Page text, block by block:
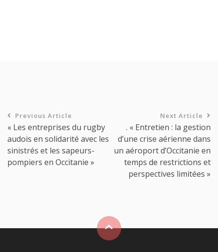
Previous Article
« Les entreprises du rugby
audois en solidarité avec les
sinistrés et les sapeurs-
pompiers en Occitanie »
Next Article
. « Entretien : la gestion
d’une crise aérienne dans
un aéroport d’Occitanie en
temps de restrictions et
perspectives limitées »